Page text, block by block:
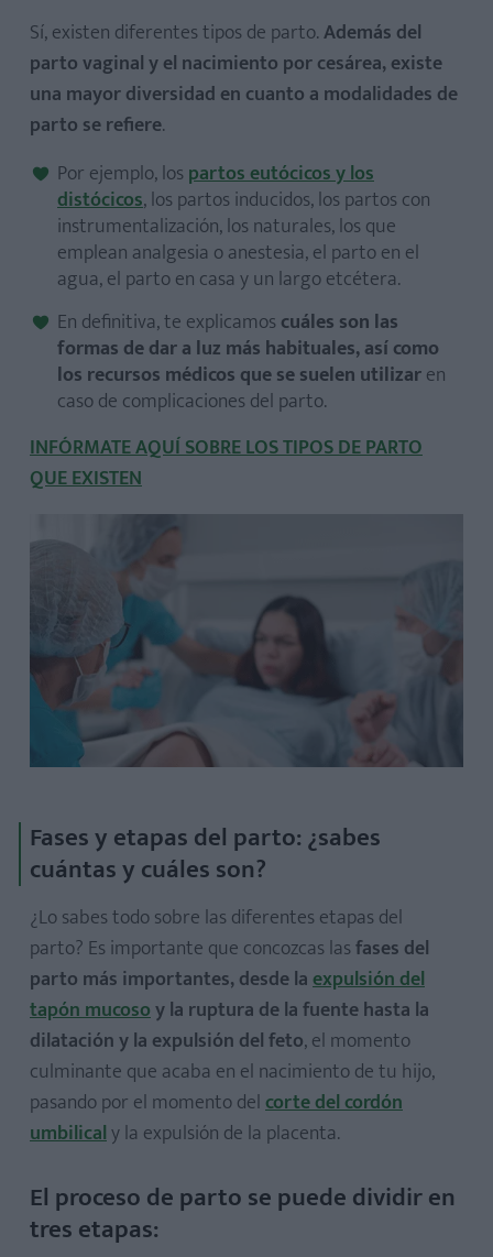
Sí, existen diferentes tipos de parto.Además del
parto vaginal y el nacimiento por cesárea, existe
una mayor diversidad en cuanto a modalidades de
parto se refiere.
Por ejemplo, los partos eutócicos y los
distócicos, los partos inducidos, los partos con
instrumentalización, los naturales, los que
emplean analgesia o anestesia, el parto en el
agua, el parto en casa y un largo etcétera.
En definitiva, te explicamos cuáles son las
formas de dar a luz más habituales, así como
los recursos médicos que se suelen utilizaren
caso de complicaciones del parto.
INFÓRMATE AQUÍ SOBRE LOS TIPOS DE PARTO
QUE EXISTEN
Fases y etapas del parto: ¿sabes
cuántas y cuáles son?
¿Lo sabes todo sobre las diferentes etapas del
parto? Es importante que concozcas lasfases del
parto más importantes, desde laexpulsión del
tapón mucosoy la ruptura de la fuente hasta la
dilatación y la expulsión del feto, el momento
culminante que acaba en el nacimiento de tu hijo,
pasando por el momento delcorte del cordón
umbilicaly la expulsión de la placenta.
El proceso de parto se puede dividir en
tres etapas: